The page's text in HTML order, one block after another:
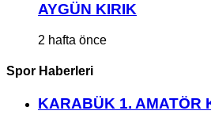
AYGÜN KIRIK
2 hafta önce
Spor Haberleri
KARABÜK 1. AMATÖR